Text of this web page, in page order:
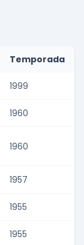
Temporada
1999
1960
1960
1957
1955
1955